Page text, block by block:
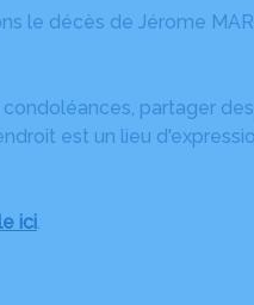
le décès de Jérome
partager
est un lieu
ici.